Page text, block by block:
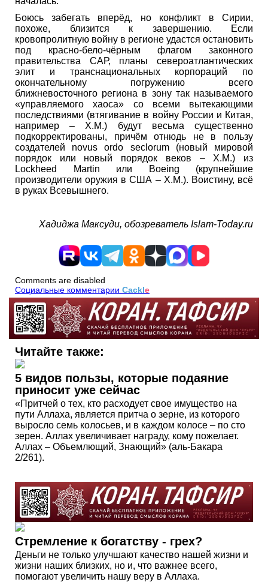
Боюсь забегать вперёд, но конфликт в Сирии,
похоже, близится к завершению. Если
кровопролитную войну в регионе удастся остановить
под красно-бело-чёрным флагом законного
правительства САР, планы североатлантических
элит и транснациональных корпораций по
окончательному погружению всего
ближневосточного региона в зону так называемого
«управляемого хаоса» со всеми вытекающими
последствиями (втягивание в войну России и Китая,
например – Х.М.) будут весьма существенно
подкорректированы, причём отнюдь не в пользу
создателей novus ordo seclorum (новый мировой
порядок или новый порядок веков – Х.М.) из
Lockheed Martin или Boeing (крупнейшие
производители оружия в США – Х.М.). Воистину, всё
в руках Всевышнего.
Хадиджа Максуди, обозреватель Islam-Today.ru
Comments are disabled
Социальные комментарии Cackle
Читайте также:
5 видов пользы, которые подаяние
приносит уже сейчас
«Притчей о тех, кто расходует свое имущество на
пути Аллаха, является притча о зерне, из которого
выросло семь колосьев, и в каждом колосе – по сто
зерен. Аллах увеличивает награду, кому пожелает.
Аллах – Объемлющий, Знающий» (аль-Бакара
2/261).
Стремление к богатству - грех?
Деньги не только улучшают качество нашей жизни и
жизни наших близких, но и, что важнее всего,
помогают увеличить нашу веру в Аллаха.